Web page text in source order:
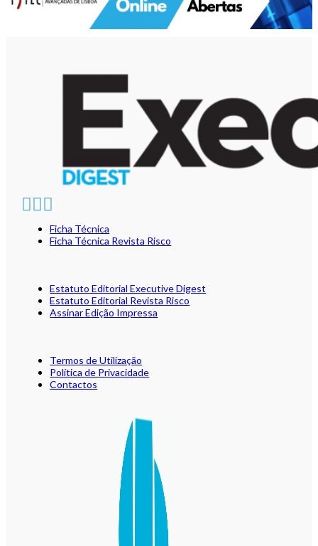
Ficha Técnica
Ficha Técnica Revista Risco
Estatuto Editorial Executive Digest
Estatuto Editorial Revista Risco
Assinar Edição Impressa
Termos de Utilização
Política de Privacidade
Contactos